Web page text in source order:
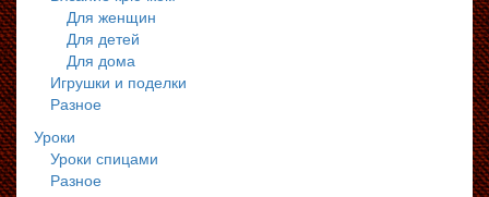
Для женщин
Для детей
Для дома
Игрушки и поделки
Разное
Уроки
Уроки спицами
Разное